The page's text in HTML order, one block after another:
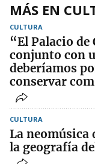
MÁS EN
CULTURA
“El Palacio
conjunto con
deberíamos
conservar
CULTURA
La neomúsica
la geografía